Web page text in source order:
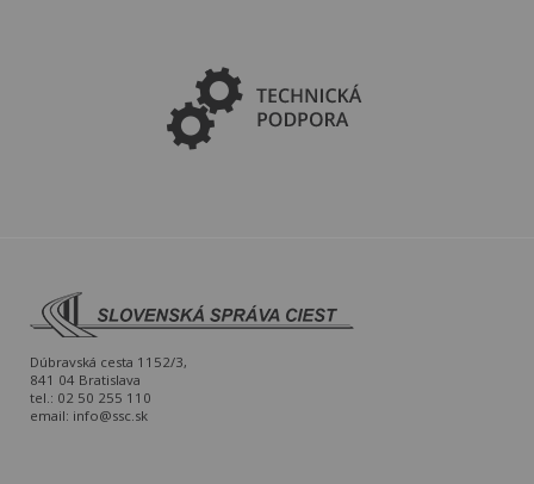
Dúbravská cesta 1152/3,
841 04 Bratislava
tel.: 02 50 255 110
email: info@ssc.sk